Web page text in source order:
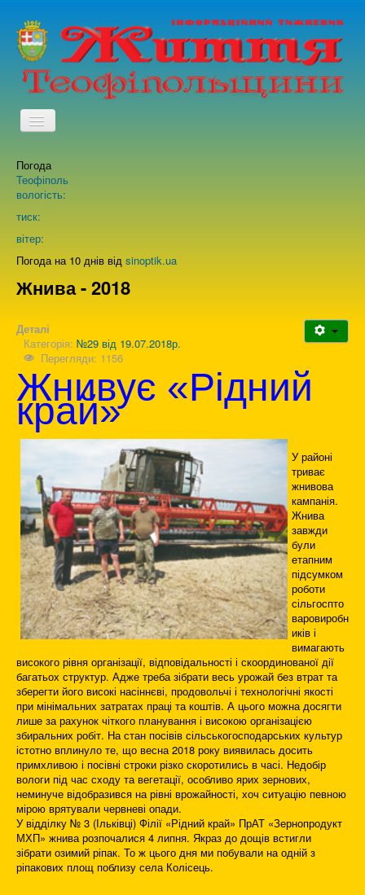
TPL_PROTOSTAR_TOGGLE_MENU
Про нас
Погода
Теофіполь
вологість:
тиск:
вітер:
Погода на 10 днів від sinoptik.ua
Жнива - 2018
Деталі
Категорія: №29 від 19.07.2018р.
Перегляди: 1156
Жнивує «Рідний
край»
У районі
триває
жнивова
кампанія.
Жнива
завжди
були
етапним
підсумком
роботи
сільгоспто
варовиробн
иків і
вимагають
високого рівня організації, відповідальності і скоординованої дії
багатьох структур. Адже треба зібрати весь урожай без втрат та
зберегти його високі насіннєві, продовольчі і технологічні якості
при мінімальних затратах праці та коштів. А цього можна досягти
лише за рахунок чіткого планування і високою організацією
збиральних робіт. На стан посівів сільськогосподарських культур
істотно вплинуло те, що весна 2018 року виявилась досить
примхливою і посівні строки різко скоротились в часі. Недобір
вологи під час сходу та вегетації, особливо ярих зернових,
неминуче відобразився на рівні врожайності, хоч ситуацію певною
мірою врятували червневі опади.
У відділку № 3 (Ільківці) Філії «Рідний край» ПрАТ «Зернопродукт
МХП» жнива розпочалися 4 липня. Якраз до дощів встигли
зібрати озимий ріпак. То ж цього дня ми побували на одній з
ріпакових площ поблизу села Колісець.